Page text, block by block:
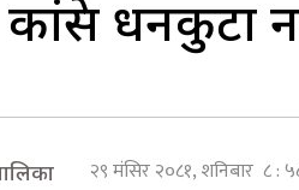
२९ मंसिर २०८१, शनिबार ८ :